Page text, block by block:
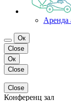
Аренда
Ок
Close
Ок
Close
Close
Конференц зал